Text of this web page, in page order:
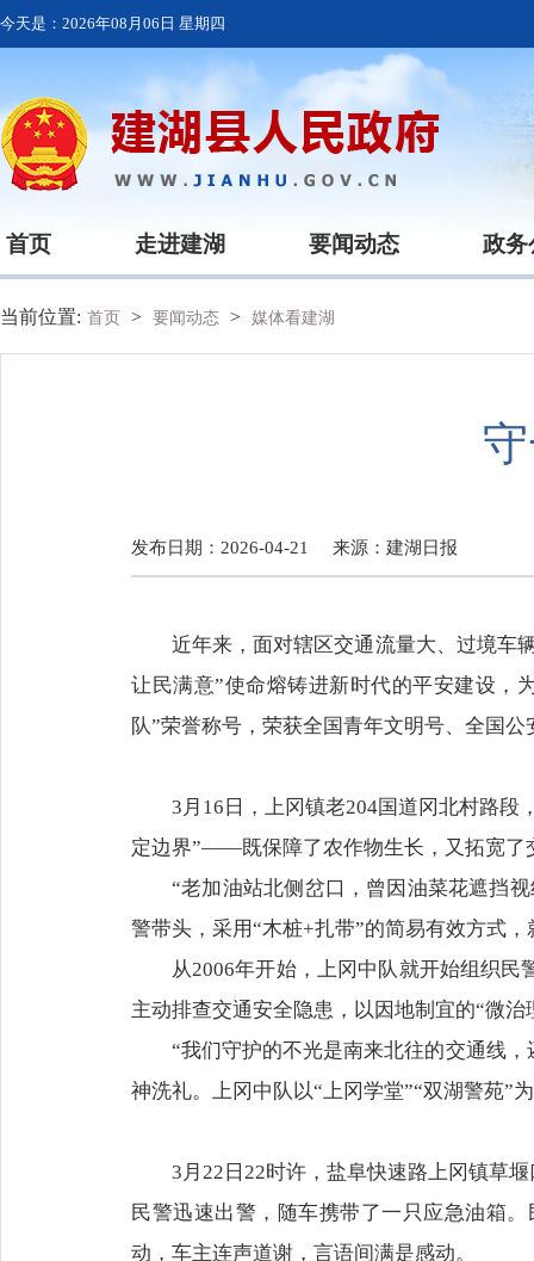
今天是： 2026年08月06日 星期四
首页 走进建湖 要闻动态 政务
当前位置: 首页 > 要闻动态 > 媒体看建湖
发布日期：2026-04-21 来源： 建湖日报
近年来，面对辖区交通流量大、过境车
让民满意”使命熔铸进新时代的平安建设，
队”荣誉称号，荣获全国青年文明号、全国
3月16日，上冈镇老204国道冈北村路段
定边界”——既保障了农作物生长，又拓宽了
“老加油站北侧岔口，曾因油菜花遮挡
警带头，采用“木桩+扎带”的简易有效方式
从2006年开始，上冈中队就开始组织
主动排查交通安全隐患，以因地制宜的“微
“我们守护的不光是南来北往的交通线
神洗礼。上冈中队以“上冈学堂”“双湖警苑”
3月22日22时许，盐阜快速路上冈镇草
民警迅速出警，随车携带了一只应急油箱
动，车主连声道谢，言语间满是感动。